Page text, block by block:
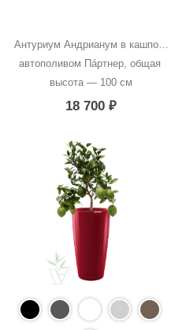
Антуриум Андрианум в кашпо с
автополивом Пáртнер, общая
высота — 100 см
18 700₽